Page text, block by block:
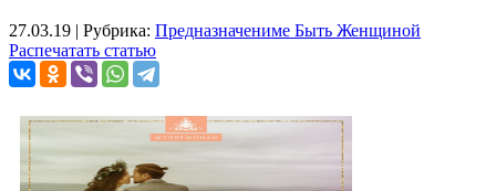
27.03.19 | Рубрика: Предназначениме Быть Женщиной
Распечатать статью